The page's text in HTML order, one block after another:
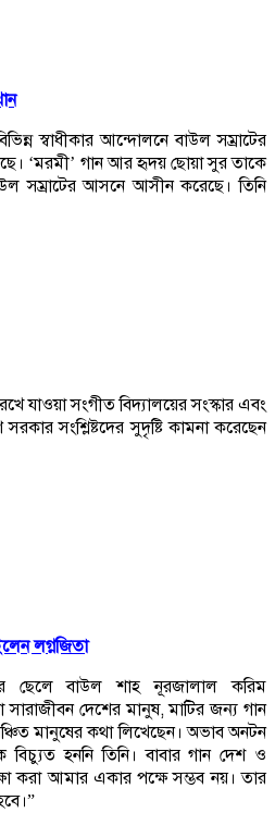
স্বাধীকার আন্দোলনে বাউল সম্রাটের
‘মরমী’ গান আর হৃদয় ছোয়া সুর তাকে
সম্রাটের আসনে আসীন করেছে। তিনি
যাওয়া সংগীত বিদ্যালয়ের সংস্কার এবং
সরকার সংশ্লিষ্টদের সুদৃষ্টি কামনা করেছেন
লগ্নজিতা
ছেলে বাউল শাহ নূরজালাল করিম
দেশের মানুষ, মাটির জন্য গান
মানুষের কথা লিখেছেন। অভাব অনটন
হননি তিনি। বাবার গান দেশ ও
করা আমার একার পক্ষে সম্ভব নয়। তার